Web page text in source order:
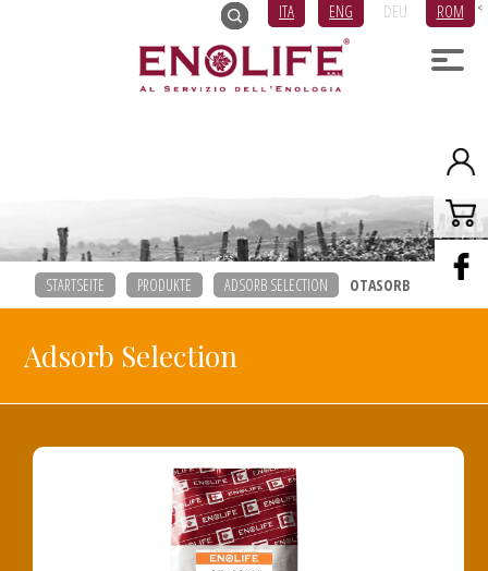
ITA ENG DEU ROM <
STARTSEITE PRODUKTE ADSORB SELECTION OTASORB
Adsorb Selection